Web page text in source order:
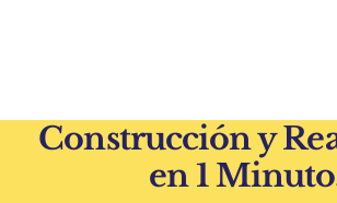
Construcción y
en 1